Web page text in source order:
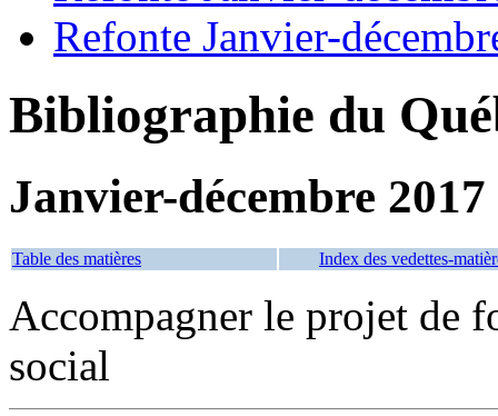
Refonte Janvier-
Bibliographie du
Janvier-décembre 2017
Table des matières Index des vedettes-
Accompagner le projet de
social